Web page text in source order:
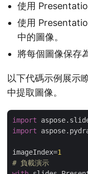
使用
使用
中的圖像。
將每個圖像保存
以下代碼示例展示
中提取圖像。
import
import
imageIndex=1
# 負載演示